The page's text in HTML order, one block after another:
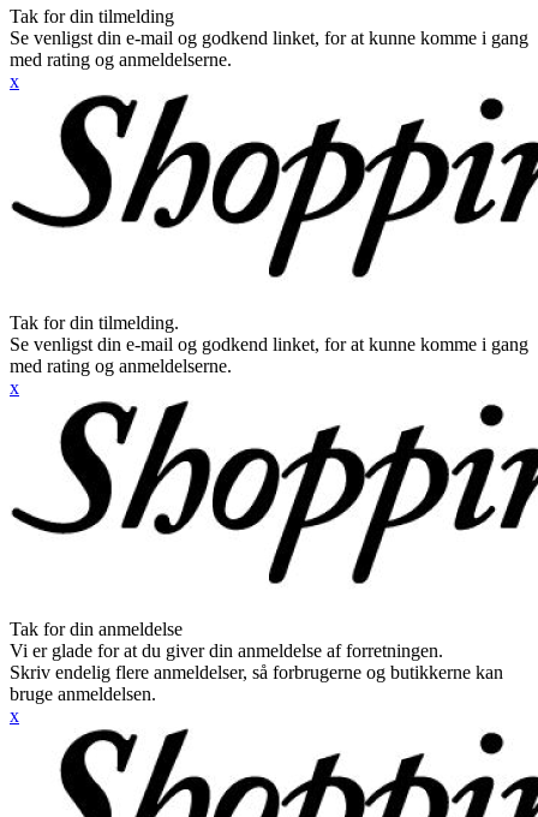
Tak for din tilmelding
Se venligst din e-mail og godkend linket, for at kunne komme i gang
med rating og anmeldelserne.
x
Tak for din tilmelding.
Se venligst din e-mail og godkend linket, for at kunne komme i gang
med rating og anmeldelserne.
x
Tak for din anmeldelse
Vi er glade for at du giver din anmeldelse af forretningen.
Skriv endelig flere anmeldelser, så forbrugerne og butikkerne kan
bruge anmeldelsen.
x